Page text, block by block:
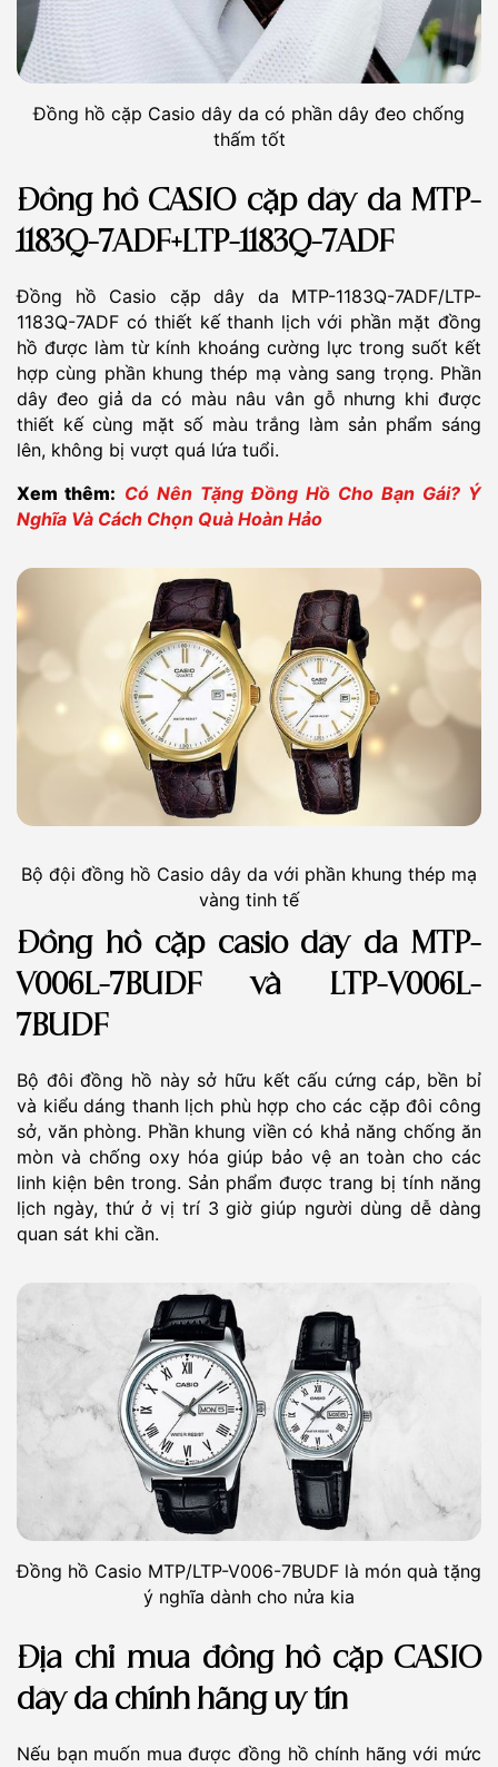
Đồng hồ cặp Casio dây da có phần dây đeo chống
thấm tốt
Đồng hồ CASIO cặp dây da MTP-
1183Q-7ADF+LTP-1183Q-7ADF
Đồng hồ Casio cặp dây da MTP-1183Q-7ADF/LTP-
1183Q-7ADF có thiết kế thanh lịch với phần mặt đồng
hồ được làm từ kính khoáng cường lực trong suốt kết
hợp cùng phần khung thép mạ vàng sang trọng. Phần
dây đeo giả da có màu nâu vân gỗ nhưng khi được
thiết kế cùng mặt số màu trắng làm sản phẩm sáng
lên, không bị vượt quá lứa tuổi.
Xem thêm: Có Nên Tặng Đồng Hồ Cho Bạn Gái? Ý
Nghĩa Và Cách Chọn Quà Hoàn Hảo
Bộ đội đồng hồ Casio dây da với phần khung thép mạ
vàng tinh tế
Đồng hồ cặp casio dây da MTP-
V006L-7BUDF và LTP-V006L-
7BUDF
Bộ đôi đồng hồ này sở hữu kết cấu cứng cáp, bền bỉ
và kiểu dáng thanh lịch phù hợp cho các cặp đôi công
sở, văn phòng. Phần khung viền có khả năng chống ăn
mòn và chống oxy hóa giúp bảo vệ an toàn cho các
linh kiện bên trong. Sản phẩm được trang bị tính năng
lịch ngày, thứ ở vị trí 3 giờ giúp người dùng dễ dàng
quan sát khi cần.
Đồng hồ Casio MTP/LTP-V006-7BUDF là món quà tặng
ý nghĩa dành cho nửa kia
Địa chỉ mua đồng hồ cặp CASIO
dây da chính hãng uy tín
Nếu bạn muốn mua được đồng hồ chính hãng với mức